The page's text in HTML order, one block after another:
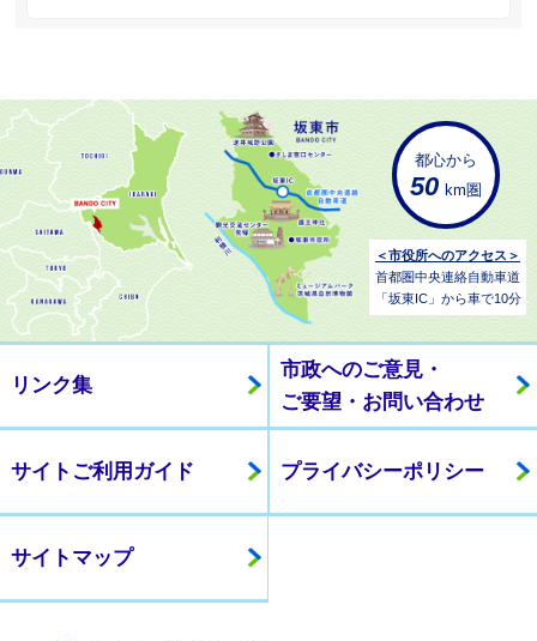
都心から
50 km圏
＜市役所へのアクセス＞
首都圏中央連絡自動車道
「坂東IC」から車で10分
リンク集
市政へのご意見・
ご要望・お問い合わせ
サイトご利用ガイド プライバシーポリシー
サイトマップ